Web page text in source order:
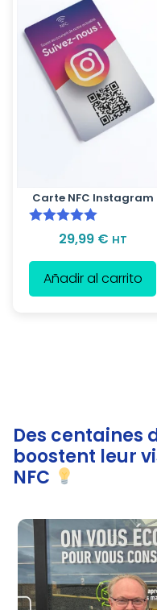
Carte NFC Instagram
Valorado con
29,99 € HT
Añadir al carrito
Des centaines
boostent leur
NFC